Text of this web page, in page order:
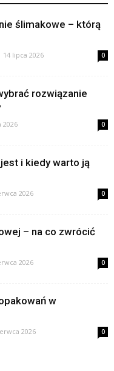
ślimakowe – którą
14 lipca 2026 0
rozwiązanie
2026 0
i kiedy warto ją
2026 0
– na co zwrócić
2026 0
w
2026 0